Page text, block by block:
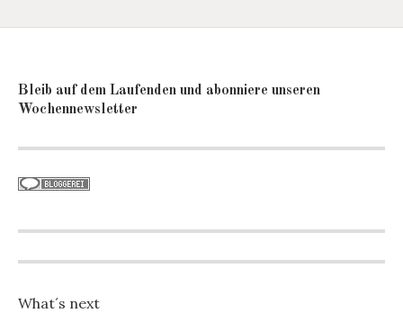
Bleib auf dem Laufenden und abonniere unseren
Wochennewsletter
What´s next